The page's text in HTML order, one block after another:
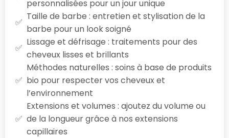
personnalisées pour un jour unique
Taille de barbe : entretien et stylisation de la
barbe pour un look soigné
Lissage et défrisage : traitements pour des
cheveux lisses et brillants
Méthodes naturelles : soins à base de produits
bio pour respecter vos cheveux et
l’environnement
Extensions et volumes : ajoutez du volume ou
de la longueur grâce à nos extensions
capillaires